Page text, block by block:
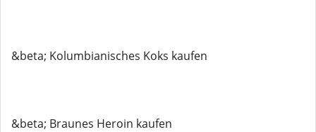
&beta; Kolumbianisches Koks kaufen
&beta; Braunes Heroin kaufen